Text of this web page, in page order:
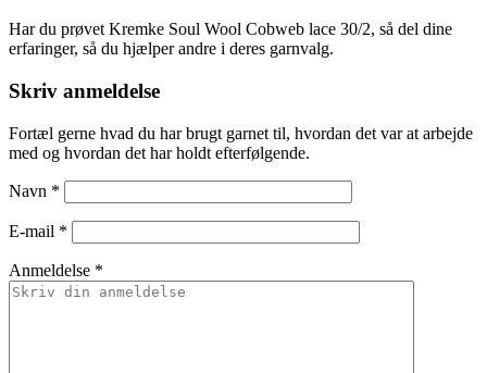
Har du prøvet Kremke Soul Wool Cobweb lace 30/2, så del dine
erfaringer, så du hjælper andre i deres garnvalg.
Skriv anmeldelse
Fortæl gerne hvad du har brugt garnet til, hvordan det var at arbejde
med og hvordan det har holdt efterfølgende.
Navn *
E-mail *
Anmeldelse *